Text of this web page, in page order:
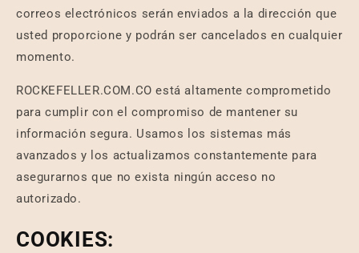
correos electrónicos serán enviados a la dirección que
usted proporcione y podrán ser cancelados en cualquier
momento.
ROCKEFELLER.COM.CO está altamente comprometido
para cumplir con el compromiso de mantener su
información segura. Usamos los sistemas más
avanzados y los actualizamos constantemente para
asegurarnos que no exista ningún acceso no
autorizado.
COOKIES: